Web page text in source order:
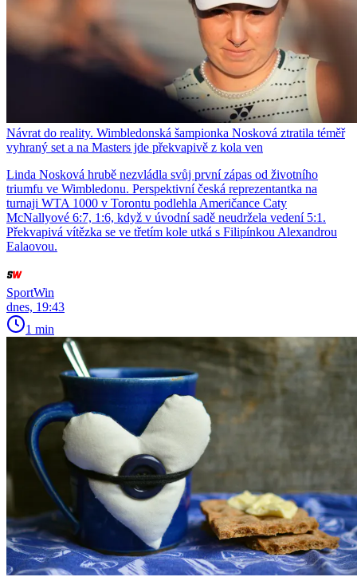
Návrat do reality. Wimbledonská šampionka Nosková ztratila téměř
vyhraný set a na Masters jde překvapivě z kola ven
Linda Nosková hrubě nezvládla svůj první zápas od životního
triumfu ve Wimbledonu. Perspektivní česká reprezentantka na
turnaji WTA 1000 v Torontu podlehla Američance Caty
McNallyové 6:7, 1:6, když v úvodní sadě neudržela vedení 5:1.
Překvapivá vítězka se ve třetím kole utká s Filipínkou Alexandrou
Ealaovou.
SportWin
dnes, 19:43
1 min